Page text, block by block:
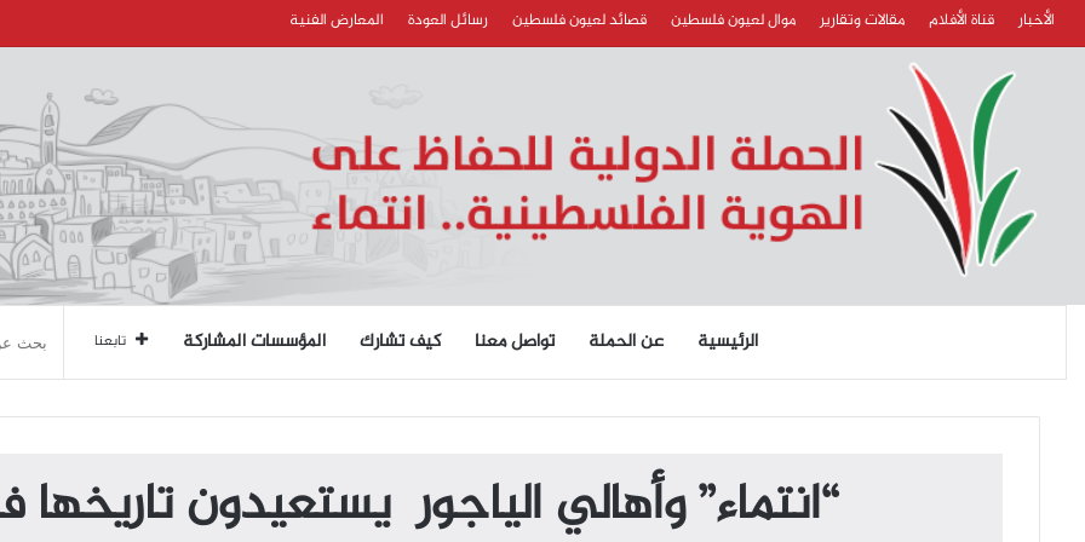
الأخبار قناة الأفلام مقالات وتقارير موال لعيون فلسطين قصائد لعيون فلسطين رسائل العودة المعارض الفنية
الرئيسية عن الحملة تواصل معنا كيف تشارك المؤسسات المشاركة تابعنا
“انتماء” وأهالي الياجور يستعيدون